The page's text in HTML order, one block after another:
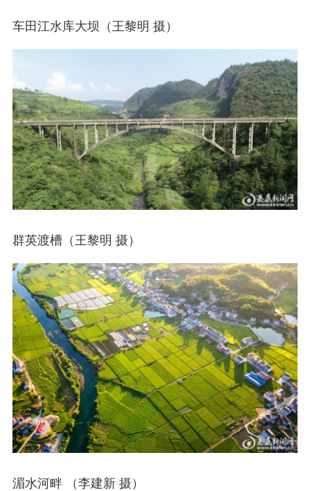
车田江水库大坝（王黎明 摄）
群英渡槽（王黎明 摄）
湄水河畔 （李建新 摄）